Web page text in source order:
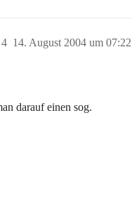
14. August 2004 um 07:22
4
darauf einen sog.